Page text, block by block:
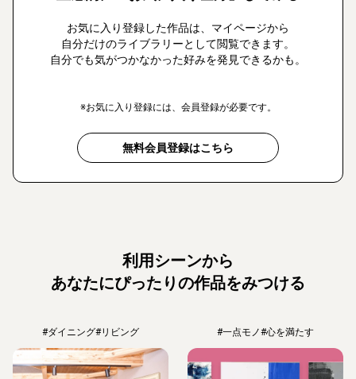
お気に入り登録した作品は、マイページから
自分だけのライブラリーとして閲覧できます。
自分でも気がつかなかった好みを発見できるかも。
※お気に入り登録には、会員登録が必要です。
無料会員登録はこちら
利用シーンから
あなたにぴったりの作品をみつける
#ダイニング#リビング #一点モノ#心を満たす